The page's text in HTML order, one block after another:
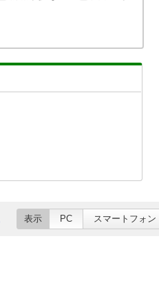
表示 PC スマートフォン